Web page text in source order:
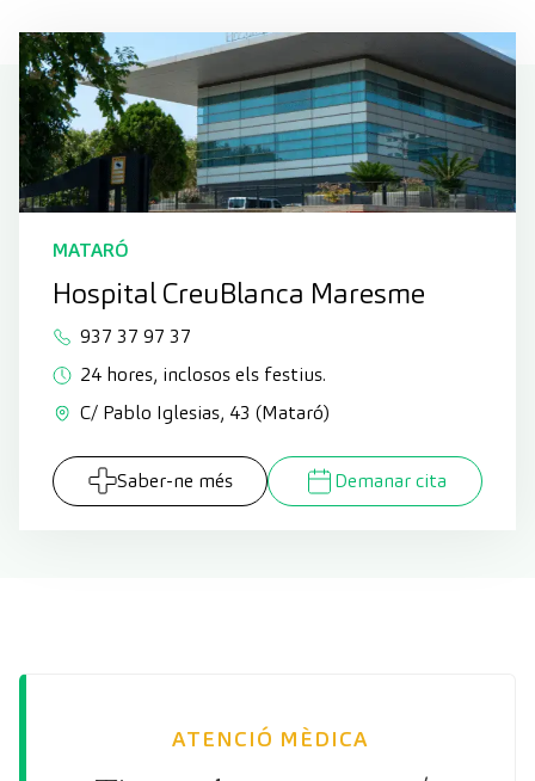
MATARÓ
Hospital CreuBlanca Maresme
937 37 97 37
24 hores, inclosos els festius.
C/ Pablo Iglesias, 43 (Mataró)
Saber-ne més Demanar cita
ATENCIÓ MÈDICA